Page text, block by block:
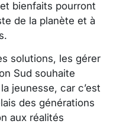
bienfaits pourront
de la planète et à
solutions, les gérer
Sud souhaite
jeunesse, car c’est
des générations
aux réalités